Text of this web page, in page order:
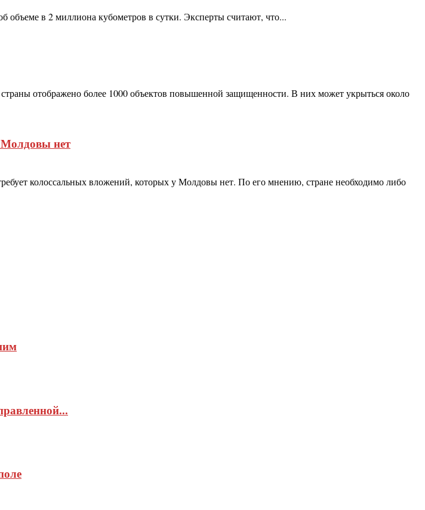
объеме в 2 миллиона кубометров в сутки. Эксперты считают, что...
отображено более 1000 объектов повышенной защищенности. В них может укрыться около
Молдовы нет
колоссальных вложений, которых у Молдовы нет. По его мнению, стране необходимо либо